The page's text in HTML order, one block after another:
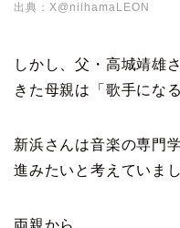
出典：X@niihamaLEON
しかし、父・高城靖雄
きた母親は「歌手にな
新浜さんは音楽の専門
進みたいと考えていま